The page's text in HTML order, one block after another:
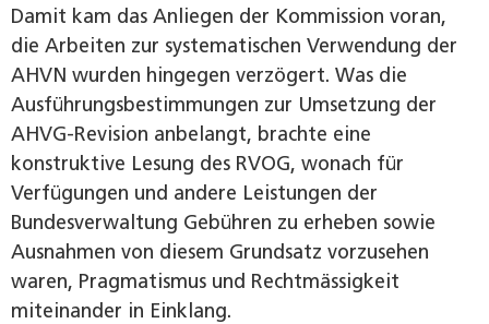
Damit kam das Anliegen der Kommission voran,
die Arbeiten zur systematischen Verwendung der
AHVN wurden hingegen verzögert. Was die
Ausführungsbestimmungen zur Umsetzung der
AHVG-Revision anbelangt, brachte eine
konstruktive Lesung des RVOG, wonach für
Verfügungen und andere Leistungen der
Bundesverwaltung Gebühren zu erheben sowie
Ausnahmen von diesem Grundsatz vorzusehen
waren, Pragmatismus und Rechtmässigkeit
miteinander in Einklang.